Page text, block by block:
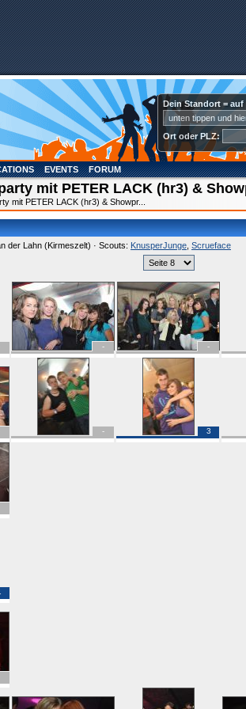
Dein Standort =
Ort oder PLZ:
EVENTS
FORUM
mit PETER LACK (hr3) &
mit PETER LACK (hr3) & Showpr...
der Lahn (Kirmeszelt) · Scouts: KnusperJunge Scrueface
- -
- 3